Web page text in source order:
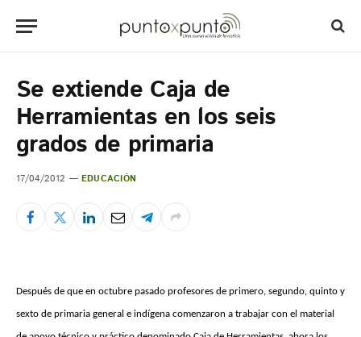
Se extiende Caja de
Herramientas en los seis
grados de primaria
17/04/2012 EDUCACIÓN
Después de que en octubre pasado profesores de primero, segundo, quinto y
sexto de primaria general e indígena comenzaron a trabajar con el material